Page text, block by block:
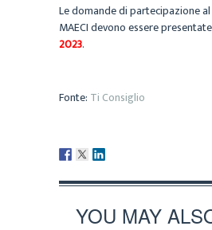
Le domande di partecipazione
MAECI devono essere
2023.
Fonte: Ti Consiglio
YOU MAY